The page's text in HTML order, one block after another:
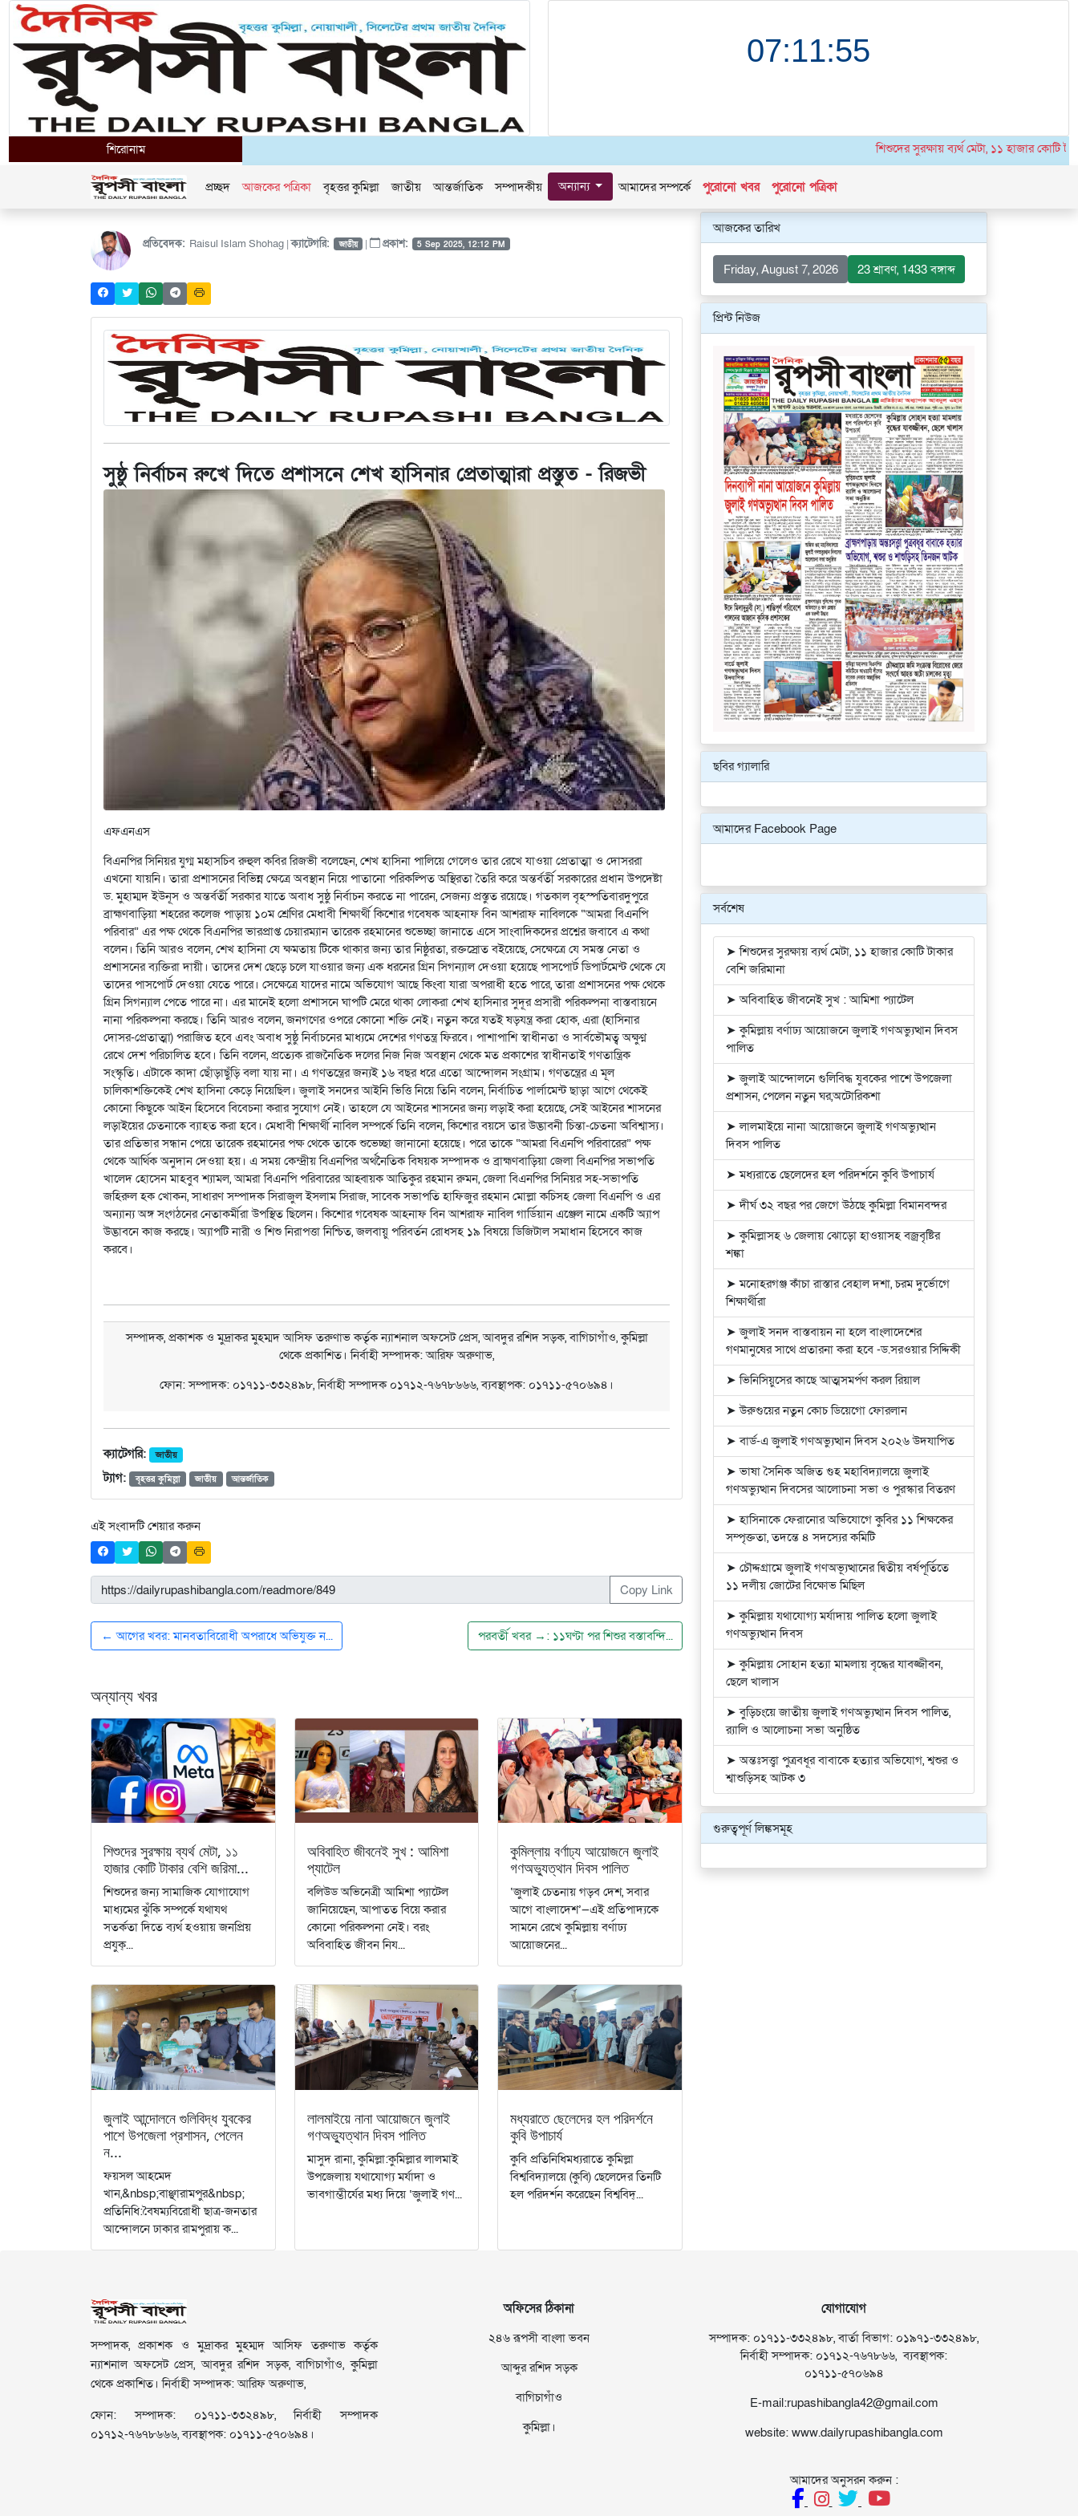
শিরোনাম শিশুদের সুরক্ষায় ব্যর্থ মেটা, ১১ হাজার কোটি
প্রচ্ছদ আজকের পত্রিকা বৃহত্তর কুমিল্লা জাতীয় আন্তর্জাতিক সম্পাদকীয় অন্যান্য আমাদের সম্পর্কে পুরোনো খবর পুরোনো পত্রিকা
প্রতিবেদক: Raisul Islam Shohag |ক্যাটেগরি: জাতীয় | প্রকাশ: 5 Sep 2025, 12:12 PM
সুষ্ঠু নির্বাচন রুখে দিতে প্রশাসনে শেখ হাসিনার প্রেতাত্মারা প্রস্তুত - রিজভী
এফএনএস
বিএনপির সিনিয়র যুগ্ম মহাসচিব রুহুল কবির রিজভী বলেছেন, শেখ হাসিনা পালিয়ে গেলেও তার রেখে যাওয়া প্রেতাত্মা ও দোসররা
এখনো যায়নি। তারা প্রশাসনের বিভিন্ন ক্ষেত্রে অবস্থান নিয়ে পাতানো পরিকল্পিত অস্থিরতা তৈরি করে অন্তর্বর্তী সরকারের প্রধান উপদেষ্টা
ড. মুহাম্মদ ইউনূস ও অন্তর্বর্তী সরকার যাতে অবাধ সুষ্ঠু নির্বাচন করতে না পারেন, সেজন্য প্রস্তুত রয়েছে। গতকাল বৃহস্পতিবারদুপুরে
ব্রাহ্মণবাড়িয়া শহরের কলেজ পাড়ায় ১০ম শ্রেণির মেধাবী শিক্ষার্থী কিশোর গবেষক আহনাফ বিন আশরাফ নাবিলকে “আমরা বিএনপি
পরিবার” এর পক্ষ থেকে বিএনপির ভারপ্রাপ্ত চেয়ারম্যান তারেক রহমানের শুভেচ্ছা জানাতে এসে সাংবাদিকদের প্রশ্নের জবাবে এ কথা
বলেন। তিনি আরও বলেন, শেখ হাসিনা যে ক্ষমতায় টিকে থাকার জন্য তার নিষ্ঠুরতা, রক্তস্রোত বইয়েছে, সেক্ষেত্রে যে সমস্ত নেতা ও
প্রশাসনের ব্যক্তিরা দায়ী। তাদের দেশ ছেড়ে চলে যাওয়ার জন্য এক ধরনের গ্রিন সিগন্যাল দেওয়া হয়েছে পাসপোর্ট ডিপার্টমেন্ট থেকে যে
তাদের পাসপোর্ট দেওয়া যেতে পারে। সেক্ষেত্রে যাদের নামে অভিযোগ আছে কিংবা যারা অপরাধী হতে পারে, তারা প্রশাসনের পক্ষ থেকে
গ্রিন সিগন্যাল পেতে পারে না। এর মানেই হলো প্রশাসনে ঘাপটি মেরে থাকা লোকরা শেখ হাসিনার সুদূর প্রসারী পরিকল্পনা বাস্তবায়নে
নানা পরিকল্পনা করছে। তিনি আরও বলেন, জনগণের ওপরে কোনো শক্তি নেই। নতুন করে যতই ষড়যন্ত্র করা হোক, এরা (হাসিনার
দোসর-প্রেতাত্মা) পরাজিত হবে এবং অবাধ সুষ্ঠু নির্বাচনের মাধ্যমে দেশের গণতন্ত্র ফিরবে। পাশাপাশি স্বাধীনতা ও সার্বভৌমত্ব অক্ষুণ্ণ
রেখে দেশ পরিচালিত হবে। তিনি বলেন, প্রত্যেক রাজনৈতিক দলের নিজ নিজ অবস্থান থেকে মত প্রকাশের স্বাধীনতাই গণতান্ত্রিক
সংস্কৃতি। এটাকে কাদা ছোঁড়াছুঁড়ি বলা যায় না। এ গণতন্ত্রের জন্যই ১৬ বছর ধরে এতো আন্দোলন সংগ্রাম। গণতন্ত্রের এ মূল
চালিকাশক্তিকেই শেখ হাসিনা কেড়ে নিয়েছিল। জুলাই সনদের আইনি ভিত্তি নিয়ে তিনি বলেন, নির্বাচিত পার্লামেন্ট ছাড়া আগে থেকেই
কোনো কিছুকে আইন হিসেবে বিবেচনা করার সুযোগ নেই। তাহলে যে আইনের শাসনের জন্য লড়াই করা হয়েছে, সেই আইনের শাসনের
লড়াইয়ের চেতনাকে ব্যাহত করা হবে। মেধাবী শিক্ষার্থী নাবিল সম্পর্কে তিনি বলেন, কিশোর বয়সে তার উদ্ভাবনী চিন্তা-চেতনা অবিশ্বাস্য।
তার প্রতিভার সন্ধান পেয়ে তারেক রহমানের পক্ষ থেকে তাকে শুভেচ্ছা জানানো হয়েছে। পরে তাকে “আমরা বিএনপি পরিবারের” পক্ষ
থেকে আর্থিক অনুদান দেওয়া হয়। এ সময় কেন্দ্রীয় বিএনপির অর্থনৈতিক বিষয়ক সম্পাদক ও ব্রাহ্মণবাড়িয়া জেলা বিএনপির সভাপতি
খালেদ হোসেন মাহবুব শ্যামল, আমরা বিএনপি পরিবারের আহ্বায়ক আতিকুর রহমান রুমন, জেলা বিএনপির সিনিয়র সহ-সভাপতি
জহিরুল হক খোকন, সাধারণ সম্পাদক সিরাজুল ইসলাম সিরাজ, সাবেক সভাপতি হাফিজুর রহমান মোল্লা কচিসহ জেলা বিএনপি ও এর
অন্যান্য অঙ্গ সংগঠনের নেতাকর্মীরা উপস্থিত ছিলেন। কিশোর গবেষক আহনাফ বিন আশরাফ নাবিল গার্ডিয়ান এঞ্জেল নামে একটি অ্যাপ
উদ্ভাবনে কাজ করছে। অ্যাপটি নারী ও শিশু নিরাপত্তা নিশ্চিত, জলবায়ু পরিবর্তন রোধসহ ১৯ বিষয়ে ডিজিটাল সমাধান হিসেবে কাজ
করবে।
সম্পাদক, প্রকাশক ও মুদ্রাকর মুহম্মদ আসিফ তরুণাভ কর্তৃক ন্যাশনাল অফসেট প্রেস, আবদুর রশিদ সড়ক, বাগিচাগাঁও, কুমিল্লা
থেকে প্রকাশিত। নির্বাহী সম্পাদক: আরিফ অরুণাভ,
ফোন: সম্পাদক: ০১৭১১-৩৩২৪৯৮, নির্বাহী সম্পাদক ০১৭১২-৭৬৭৮৬৬৬, ব্যবস্থাপক: ০১৭১১-৫৭০৬৯৪।
ক্যাটেগরি: জাতীয়
ট্যাগ: বৃহত্তর কুমিল্লা জাতীয় আন্তর্জাতিক
এই সংবাদটি শেয়ার করুন
Copy Link
← আগের খবর: মানবতাবিরোধী অপরাধে অভিযুক্ত ন... পরবর্তী খবর →: ১১ঘণ্টা পর শিশুর বস্তাবন্দি...
অন্যান্য খবর
শিশুদের সুরক্ষায় ব্যর্থ মেটা, ১১
হাজার কোটি টাকার বেশি জরিমা...
শিশুদের জন্য সামাজিক যোগাযোগ
মাধ্যমের ঝুঁকি সম্পর্কে যথাযথ
সতর্কতা দিতে ব্যর্থ হওয়ায় জনপ্রিয়
প্রযুক্...
অবিবাহিত জীবনেই সুখ : আমিশা
প্যাটেল
বলিউড অভিনেত্রী আমিশা প্যাটেল
জানিয়েছেন, আপাতত বিয়ে করার
কোনো পরিকল্পনা নেই। বরং
অবিবাহিত জীবন নিয...
কুমিল্লায় বর্ণাঢ্য আয়োজনে জুলাই
গণঅভ্যুত্থান দিবস পালিত
‘জুলাই চেতনায় গড়ব দেশ, সবার
আগে বাংলাদেশ’—এই প্রতিপাদ্যকে
সামনে রেখে কুমিল্লায় বর্ণাঢ্য
আয়োজনের...
জুলাই আন্দোলনে গুলিবিদ্ধ যুবকের
পাশে উপজেলা প্রশাসন, পেলেন
ন...
ফয়সল আহমেদ
খান,&nbsp;বাঞ্ছারামপুর&nbsp;
প্রতিনিধি:বৈষম্যবিরোধী ছাত্র-জনতার
আন্দোলনে ঢাকার রামপুরায় ক...
লালমাইয়ে নানা আয়োজনে জুলাই
গণঅভ্যুত্থান দিবস পালিত
​মাসুদ রানা, কুমিল্লা:কুমিল্লার লালমাই
উপজেলায় যথাযোগ্য মর্যাদা ও
ভাবগাম্ভীর্যের মধ্য দিয়ে ‘জুলাই গণ...
মধ্যরাতে ছেলেদের হল পরিদর্শনে
কুবি উপাচার্য
‎‎কুবি প্রতিনিধি‎‎মধ্যরাতে কুমিল্লা
বিশ্ববিদ্যালয়ে (কুবি) ছেলেদের তিনটি
হল পরিদর্শন করেছেন বিশ্ববিদ্...
আজকের তারিখ
Friday, August 7, 2026 23 শ্রাবণ, 1433 বঙ্গাব্দ
প্রিন্ট নিউজ
ছবির গ্যালারি
আমাদের Facebook Page
সর্বশেষ
➤ শিশুদের সুরক্ষায় ব্যর্থ মেটা, ১১ হাজার কোটি টাকার
বেশি জরিমানা
➤ অবিবাহিত জীবনেই সুখ : আমিশা প্যাটেল
➤ কুমিল্লায় বর্ণাঢ্য আয়োজনে জুলাই গণঅভ্যুত্থান দিবস
পালিত
➤ জুলাই আন্দোলনে গুলিবিদ্ধ যুবকের পাশে উপজেলা
প্রশাসন, পেলেন নতুন ঘর,অটোরিকশা
➤ লালমাইয়ে নানা আয়োজনে জুলাই গণঅভ্যুত্থান
দিবস পালিত
➤ মধ্যরাতে ছেলেদের হল পরিদর্শনে কুবি উপাচার্য
➤ দীর্ঘ ৩২ বছর পর জেগে উঠছে কুমিল্লা বিমানবন্দর
➤ কুমিল্লাসহ ৬ জেলায় ঝোড়ো হাওয়াসহ বজ্রবৃষ্টির
শঙ্কা
➤ মনোহরগঞ্জ কাঁচা রাস্তার বেহাল দশা, চরম দুর্ভোগে
শিক্ষার্থীরা
➤ জুলাই সনদ বাস্তবায়ন না হলে বাংলাদেশের
গণমানুষের সাথে প্রতারনা করা হবে -ড.সরওয়ার সিদ্দিকী
➤ ভিনিসিয়ুসের কাছে আত্মসমর্পণ করল রিয়াল
➤ উরুগুয়ের নতুন কোচ ডিয়েগো ফোরলান
➤ বার্ড-এ জুলাই গণঅভ্যুত্থান দিবস ২০২৬ উদযাপিত
➤ ভাষা সৈনিক অজিত গুহ মহাবিদ্যালয়ে জুলাই
গণঅভ্যুত্থান দিবসের আলোচনা সভা ও পুরস্কার বিতরণ
➤ হাসিনাকে ফেরানোর অভিযোগে কুবির ১১ শিক্ষকের
সম্পৃক্ততা, তদন্তে ৪ সদস্যের কমিটি
➤ চৌদ্দগ্রামে জুলাই গণঅভ্যূত্থানের দ্বিতীয় বর্ষপূর্তিতে
১১ দলীয় জোটের বিক্ষোভ মিছিল
➤ কুমিল্লায় যথাযোগ্য মর্যাদায় পালিত হলো জুলাই
গণঅভ্যুত্থান দিবস
➤ কুমিল্লায় সোহান হত্যা মামলায় বৃদ্ধের যাবজ্জীবন,
ছেলে খালাস
➤ বুড়িচংয়ে জাতীয় জুলাই গণঅভ্যুত্থান দিবস পালিত,
র‍্যালি ও আলোচনা সভা অনুষ্ঠিত
➤ অন্তঃসত্ত্বা পুত্রবধূর বাবাকে হত্যার অভিযোগ, শ্বশুর ও
শ্বাশুড়িসহ আটক ৩
গুরুত্বপূর্ণ লিঙ্কসমূহ
সম্পাদক, প্রকাশক ও মুদ্রাকর মুহম্মদ আসিফ তরুণাভ কর্তৃক
ন্যাশনাল অফসেট প্রেস, আবদুর রশিদ সড়ক, বাগিচাগাঁও, কুমিল্লা
থেকে প্রকাশিত। নির্বাহী সম্পাদক: আরিফ অরুণাভ,
ফোন: সম্পাদক: ০১৭১১-৩৩২৪৯৮, নির্বাহী সম্পাদক
০১৭১২-৭৬৭৮৬৬৬, ব্যবস্থাপক: ০১৭১১-৫৭০৬৯৪।
অফিসের ঠিকানা
২৪৬ রূপসী বাংলা ভবন
আব্দুর রশিদ সড়ক
বাগিচাগাঁও
কুমিল্লা।
যোগাযোগ
সম্পাদক: ০১৭১১-৩৩২৪৯৮, বার্তা বিভাগ: ০১৯৭১-৩৩২৪৯৮,
নির্বাহী সম্পাদক: ০১৭১২-৭৬৭৮৬৬, ব্যবস্থাপক:
০১৭১১-৫৭০৬৯৪
E-mail:rupashibangla42@gmail.com
website: www.dailyrupashibangla.com
আমাদের অনুসরন করুন :